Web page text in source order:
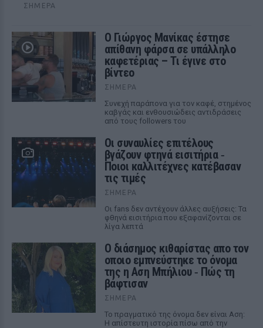
ΣΉΜΕΡΑ
Ο Γιώργος Μανίκας έστησε
απίθανη φάρσα σε υπάλληλο
καφετέριας – Τι έγινε στο
βίντεο
ΣΉΜΕΡΑ
Συνεχή παράπονα για τον καφέ, στημένος
καβγάς και ενθουσιώδεις αντιδράσεις
από τους followers του
Οι συναυλίες επιτέλους
βγάζουν φτηνά εισιτήρια ‑
Ποιοι καλλιτέχνες κατέβασαν
τις τιμές
ΣΉΜΕΡΑ
Οι fans δεν αντέχουν άλλες αυξήσεις: Τα
φθηνά εισιτήρια που εξαφανίζονται σε
λίγα λεπτά
Ο διάσημος κιθαρίστας απο τον
οποιο εμπνεύστηκε το όνομα
της η Αση Μπήλιου ‑ Πώς τη
βάφτισαν
ΣΉΜΕΡΑ
Το πραγματικό της όνομα δεν είναι Αση:
Η απίστευτη ιστορία πίσω από την